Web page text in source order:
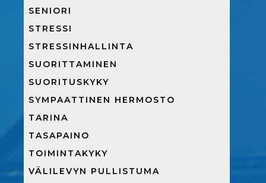
SENIORI
STRESSI
STRESSINHALLINTA
SUORITTAMINEN
SUORITUSKYKY
SYMPAATTINEN HERMOSTO
TARINA
TASAPAINO
TOIMINTAKYKY
VÄLILEVYN PULLISTUMA